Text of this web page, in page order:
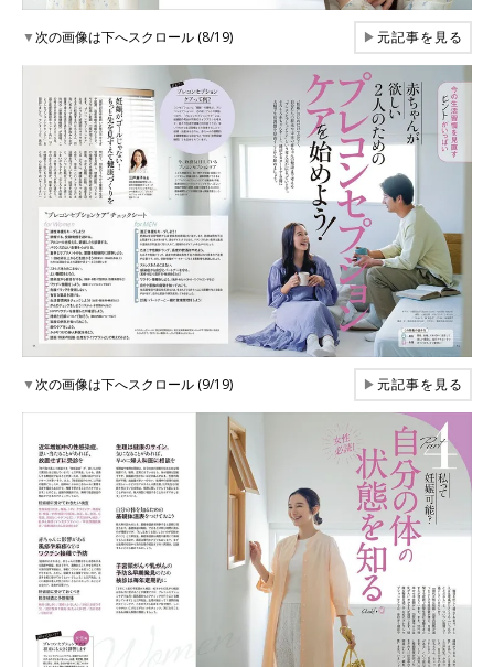
▼次の画像は下へスクロール (8/19) ▶元記事を見る
▼次の画像は下へスクロール (9/19) ▶元記事を見る